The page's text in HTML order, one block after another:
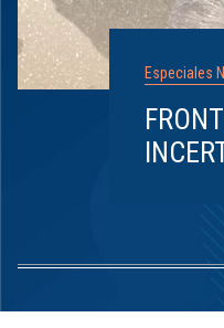
Especiales
1